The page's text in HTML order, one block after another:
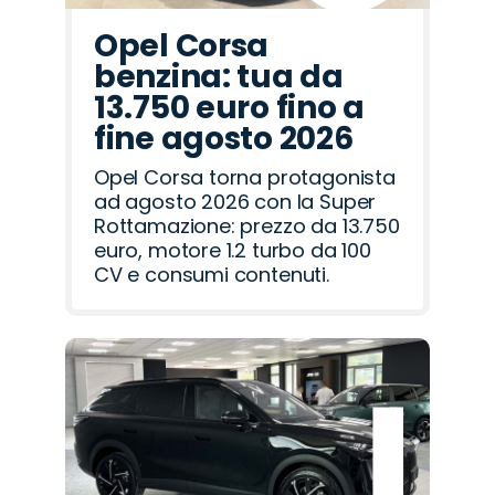
Opel Corsa
benzina: tua da
13.750 euro fino a
fine agosto 2026
Opel Corsa torna protagonista
ad agosto 2026 con la Super
Rottamazione: prezzo da 13.750
euro, motore 1.2 turbo da 100
CV e consumi contenuti.